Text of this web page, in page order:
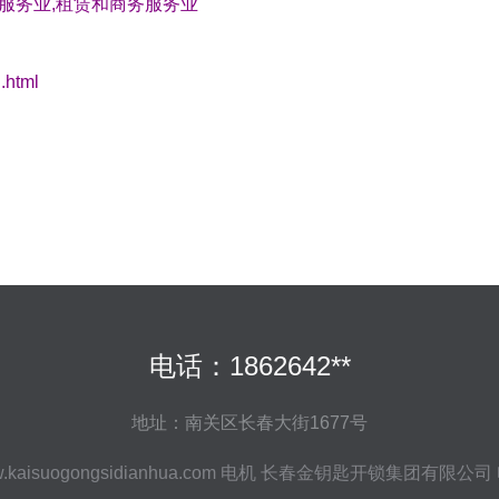
务业,租赁和商务服务业
电话：1862642**
地址：南关区长春大街1677号
电机 长春金钥匙开锁集团有限公司